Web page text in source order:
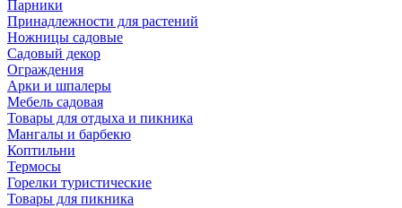
Парники
Принадлежности для растений
Ножницы садовые
Садовый декор
Ограждения
Арки и шпалеры
Мебель садовая
Товары для отдыха и пикника
Мангалы и барбекю
Коптильни
Термосы
Горелки туристические
Товары для пикника